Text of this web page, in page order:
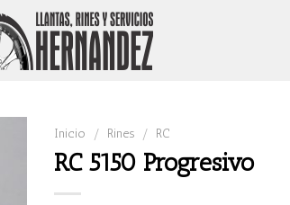
Inicio / Rines / RC
RC 5150 Progresivo